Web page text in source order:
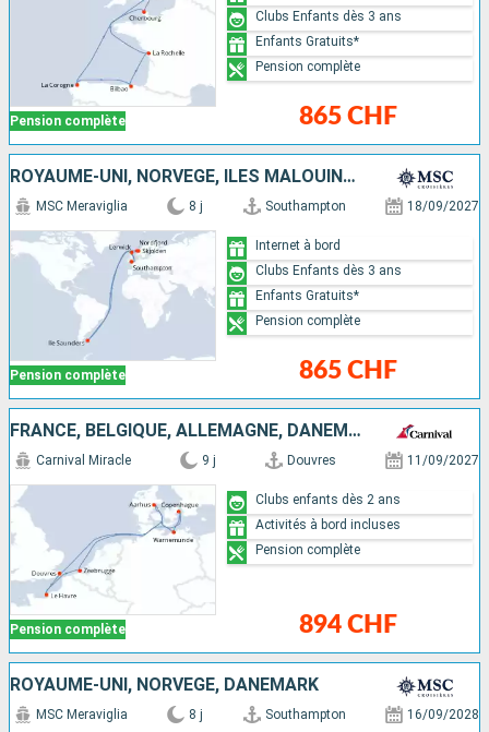
Pension complète 865 CHF
Clubs Enfants dès 3 ans
Enfants Gratuits*
Pension complète
ROYAUME-UNI, NORVÈGE, ÎLES MALOUINES
Pension complète
MSC Meraviglia 8 j Southampton 18/09/2027
865 CHF
Internet à bord
Clubs Enfants dès 3 ans
Enfants Gratuits*
Pension complète
FRANCE, BELGIQUE, ALLEMAGNE, DANEMARK, ROYAUME-UNI
Pension complète
Carnival Miracle 9 j Douvres 11/09/2027
894 CHF
Clubs enfants dès 2 ans
Activités à bord incluses
Pension complète
ROYAUME-UNI, NORVÈGE, DANEMARK
MSC Meraviglia 8 j Southampton 16/09/2028